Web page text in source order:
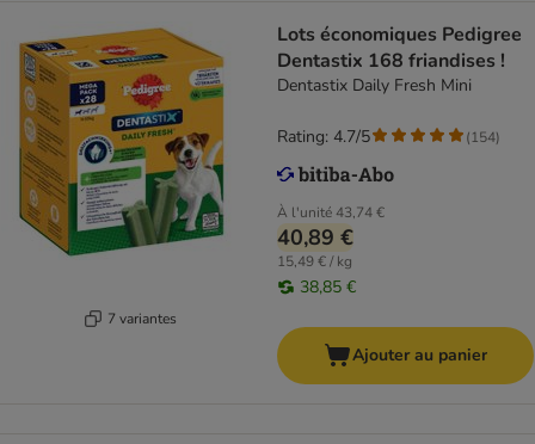
7 variantes
Lots économiques Pedigree
Dentastix 168 friandises !
Dentastix Daily Fresh Mini
À l'unité43,74 €
40,89 €
15,49 € / kg
38,85 €
Rating: 4.7/5 (154)
Ajouter au panier